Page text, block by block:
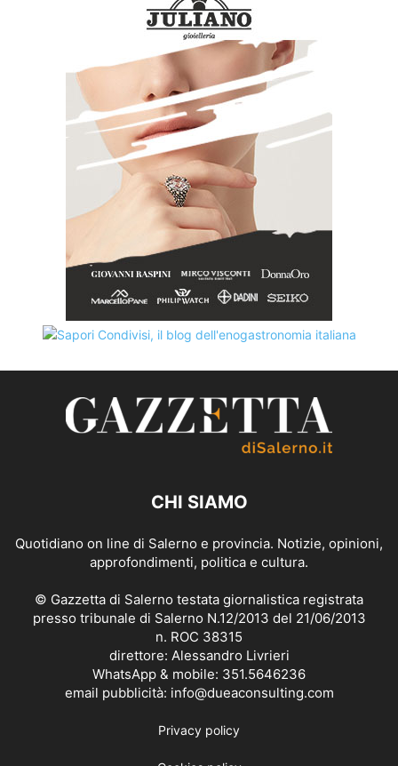
CHI SIAMO
Quotidiano on line di Salerno e provincia. Notizie, opinioni,
approfondimenti, politica e cultura.
© Gazzetta di Salerno testata giornalistica registrata
presso tribunale di Salerno N.12/2013 del 21/06/2013
n. ROC 38315
direttore: Alessandro Livrieri
WhatsApp & mobile: 351.5646236
email pubblicità: info@dueaconsulting.com
Privacy policy